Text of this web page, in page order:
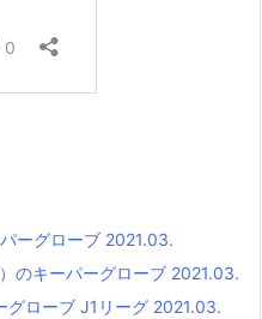
ーグローブ 2021.03.
のキーパーグローブ 2021.03.
グローブ J1リーグ 2021.03.